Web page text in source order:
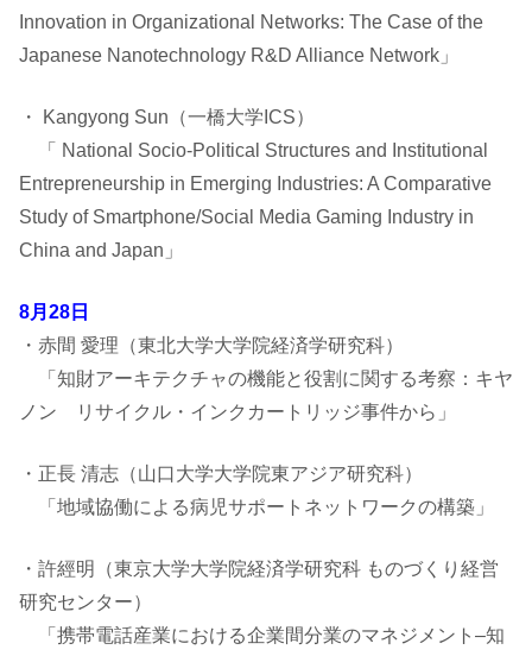
Innovation in Organizational Networks: The Case of the
Japanese Nanotechnology R&D Alliance Network」
・ Kangyong Sun（一橋大学ICS）
「 National Socio-Political Structures and Institutional
Entrepreneurship in Emerging Industries: A Comparative
Study of Smartphone/Social Media Gaming Industry in
China and Japan」
8月28日
・赤間 愛理（東北大学大学院経済学研究科）
「知財アーキテクチャの機能と役割に関する考察：キヤ
ノン リサイクル・インクカートリッジ事件から」
・正長 清志（山口大学大学院東アジア研究科）
「地域協働による病児サポートネットワークの構築」
・許經明（東京大学大学院経済学研究科 ものづくり経営
研究センター）
「携帯電話産業における企業間分業のマネジメント–知